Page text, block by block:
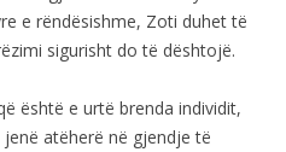
e rëndësishme, Zoti duhet të
sigurisht do të dështojë.
është e urtë brenda individit,
atëherë në gjendje të